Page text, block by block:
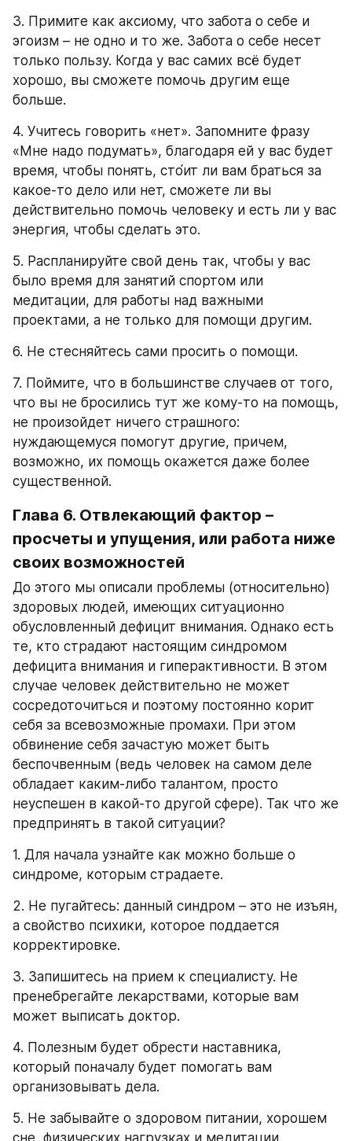
3. Примите как аксиому, что забота о себе и
эгоизм – не одно и то же. Забота о себе несет
только пользу. Когда у вас самих всё будет
хорошо, вы сможете помочь другим еще
больше.
4. Учитесь говорить «нет». Запомните фразу
«Мне надо подумать», благодаря ей у вас будет
время, чтобы понять, сто́ит ли вам браться за
какое-то дело или нет, сможете ли вы
действительно помочь человеку и есть ли у вас
энергия, чтобы сделать это.
5. Распланируйте свой день так, чтобы у вас
было время для занятий спортом или
медитации, для работы над важными
проектами, а не только для помощи другим.
6. Не стесняйтесь сами просить о помощи.
7. Поймите, что в большинстве случаев от того,
что вы не бросились тут же кому-то на помощь,
не произойдет ничего страшного:
нуждающемуся помогут другие, причем,
возможно, их помощь окажется даже более
существенной.
Глава 6. Отвлекающий фактор –
просчеты и упущения, или работа ниже
своих возможностей
До этого мы описали проблемы (относительно)
здоровых людей, имеющих ситуационно
обусловленный дефицит внимания. Однако есть
те, кто страдают настоящим синдромом
дефицита внимания и гиперактивности. В этом
случае человек действительно не может
сосредоточиться и поэтому постоянно корит
себя за всевозможные промахи. При этом
обвинение себя зачастую может быть
беспочвенным (ведь человек на самом деле
обладает каким-либо талантом, просто
неуспешен в какой-то другой сфере). Так что же
предпринять в такой ситуации?
1. Для начала узнайте как можно больше о
синдроме, которым страдаете.
2. Не пугайтесь: данный синдром – это не изъян,
а свойство психики, которое поддается
корректировке.
3. Запишитесь на прием к специалисту. Не
пренебрегайте лекарствами, которые вам
может выписать доктор.
4. Полезным будет обрести наставника,
который поначалу будет помогать вам
организовывать дела.
5. Не забывайте о здоровом питании, хорошем